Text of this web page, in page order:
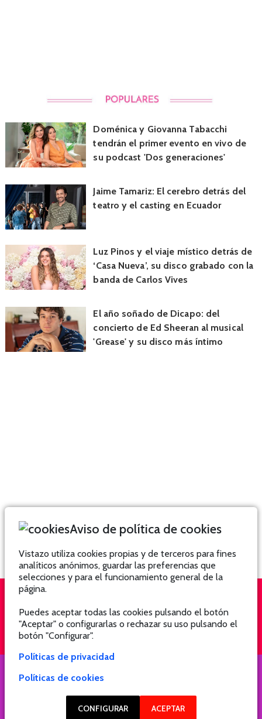
Doménica y Giovanna Tabacchi
tendrán el primer evento en vivo de
su podcast 'Dos generaciones'
Jaime Tamariz: El cerebro detrás del
teatro y el casting en Ecuador
Luz Pinos y el viaje místico detrás de
‘Casa Nueva’, su disco grabado con la
banda de Carlos Vives
El año soñado de Dicapo: del
concierto de Ed Sheeran al musical
'Grease' y su disco más íntimo
QUIÉNES SOMOS
Aviso de política de cookies
Vistazo utiliza cookies propias y de terceros para fines
analíticos anónimos, guardar las preferencias que
selecciones y para el funcionamiento general de la
página.
Puedes aceptar todas las cookies pulsando el botón
"Aceptar" o configurarlas o rechazar su uso pulsando el
botón "Configurar".
Políticas de privacidad
Políticas de cookies
CONFIGURAR ACEPTAR